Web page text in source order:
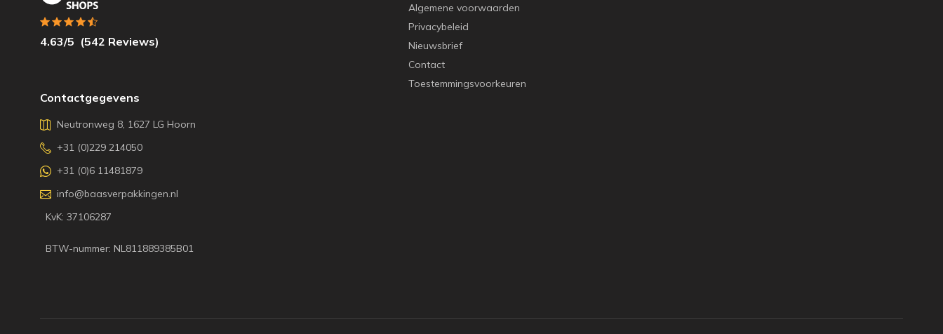
Algemene voorwaarden
Privacybeleid
Nieuwsbrief
Contact
Toestemmingsvoorkeuren
Contactgegevens
Neutronweg 8, 1627 LG Hoorn
+31 (0)229 214050
+31 (0)6 11481879
info@baasverpakkingen.nl
KvK: 37106287
BTW-nummer: NL811889385B01
4.63/5 (542 Reviews)